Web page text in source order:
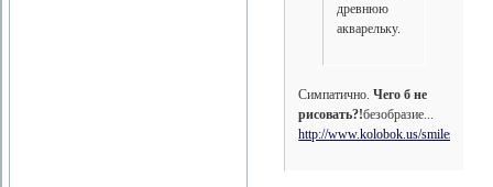
древнюю
акварельку.
Симпатично.Чего б не
рисовать?!безобразие...
http://www.kolobok.us/smiles/